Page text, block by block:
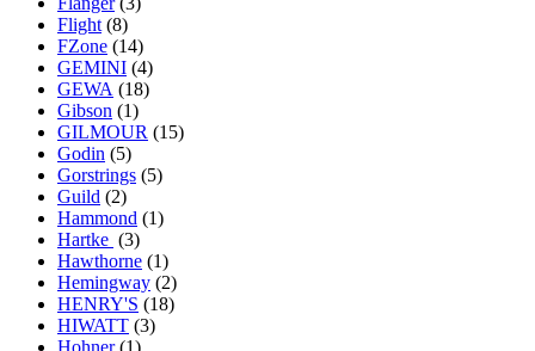
Flight (8)
FZone (14)
GEMINI (4)
GEWA (18)
Gibson (1)
GILMOUR (15)
Godin (5)
Gorstrings (5)
Guild (2)
Hammond (1)
Hartke (3)
Hawthorne (1)
Hemingway (2)
HENRY'S (18)
HIWATT (3)
Hohner(1)